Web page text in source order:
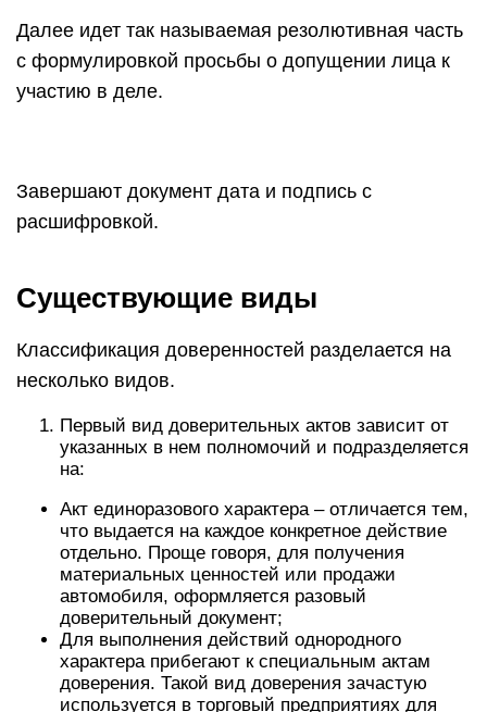
Далее идет так называемая резолютивная часть
с формулировкой просьбы о допущении лица к
участию в деле.
Завершают документ дата и подпись с
расшифровкой.
Существующие виды
Классификация доверенностей разделается на
несколько видов.
Первый вид доверительных актов зависит от
указанных в нем полномочий и подразделяется
на:
Акт единоразового характера – отличается тем,
что выдается на каждое конкретное действие
отдельно. Проще говоря, для получения
материальных ценностей или продажи
автомобиля, оформляется разовый
доверительный документ;
Для выполнения действий однородного
характера прибегают к специальным актам
доверения. Такой вид доверения зачастую
используется в торговый предприятиях для